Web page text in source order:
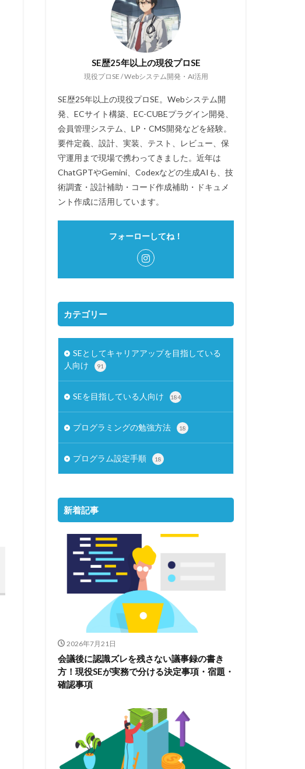
SE歴25年以上の現役プロSE
現役プロSE / Webシステム開発・AI活用
SE歴25年以上の現役プロSE。Webシステム開
発、ECサイト構築、EC-CUBEプラグイン開発、
会員管理システム、LP・CMS開発などを経験。
要件定義、設計、実装、テスト、レビュー、保
守運用まで現場で携わってきました。近年は
ChatGPTやGemini、Codexなどの生成AIも、技
術調査・設計補助・コード作成補助・ドキュメ
ント作成に活用しています。
フォーローしてね！
カテゴリー
SEとしてキャリアアップを目指している
人向け
91
SEを目指している人向け 184
プログラミングの勉強方法 18
プログラム設定手順 18
新着記事
2026年7月21日
会議後に認識ズレを残さない議事録の書き
方！現役SEが実務で分ける決定事項・宿題・
確認事項